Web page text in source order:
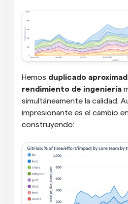
Hemos duplicado
rendimiento de ingeniería
simultáneamente la calidad.
impresionante es el cambio
construyendo: